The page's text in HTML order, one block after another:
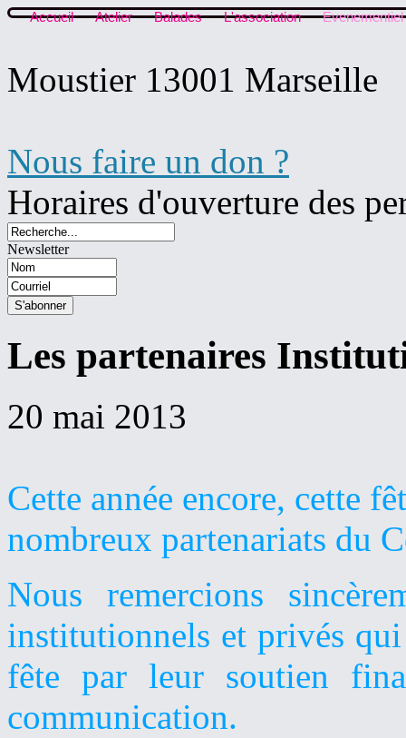
Accueil Atelier Balades L'association Evenementiel
Moustier 13001 Marseille
Nous faire un don ?
Horaires d'ouverture des
Newsletter
Les partenaires
20 mai 2013
Cette année encore, cette
nombreux partenariats du
Nous remercions
institutionnels et privés
fête par leur soutien
communication.